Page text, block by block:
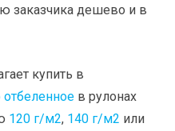
заказчика дешево и в
купить в
в рулонах
120 г/м2, 140 г/м2 или